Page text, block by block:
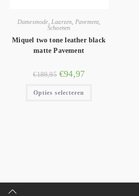
Damesmode, Laarzen, Pavement,
Schoenen
Miquel two tone leather black
matte Pavement
€189,95 €94,97
Opties selecteren